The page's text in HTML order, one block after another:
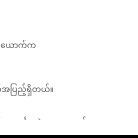
ယောက်က
အပြည့်ရှိတယ်။
ကျားနဲ့မှ အရောမဝင်ဘူး။